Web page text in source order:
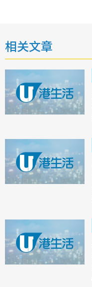
相关文章